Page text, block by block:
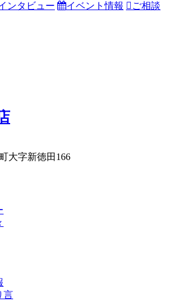
ンタビュー イベント情報 ご相談
大字新徳田166
言